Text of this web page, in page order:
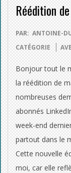
Réédition
2023-
03-
11
PAR: ANTOINE-
CATÉGORIE
Bonjour tout le
la réédition de
nombreuses
abonnés
week-end
partout dans le
Cette nouvelle
moi, car elle